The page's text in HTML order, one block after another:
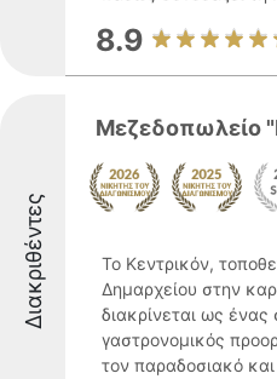
8.9
Διακριθέντες
Μεζεδοπωλείο
Το Κεντρικόν,
Δημαρχείου στην
διακρίνεται ως ένας
γαστρονομικός
τον παραδοσιακό και